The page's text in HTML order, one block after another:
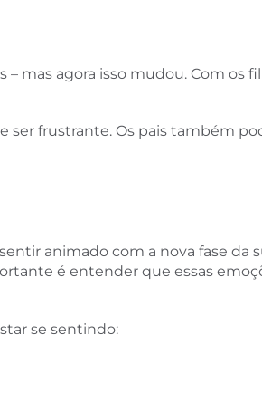
mas agora isso mudou. Com os
ser frustrante. Os pais também
animado com a nova fase da
é entender que essas
se sentindo: